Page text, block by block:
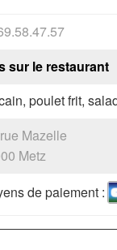
sur le restaurant
poulet frit,
Mazelle
Metz
de paiement :